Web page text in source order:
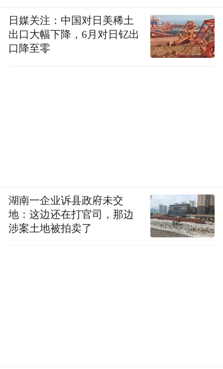
日媒关注：中国对日美稀土
出口大幅下降，6月对日钇出
口降至零
湖南一企业诉县政府未交
地：这边还在打官司，那边
涉案土地被拍卖了